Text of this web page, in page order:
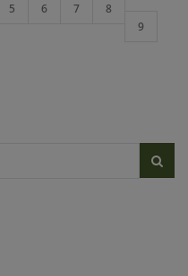
5 6 7
8
9